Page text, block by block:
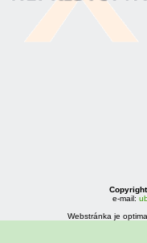
e-mail:
Webstránka je